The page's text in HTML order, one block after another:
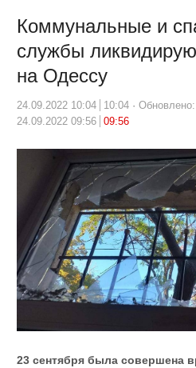
Коммунальные и
службы
на Одессу
24.09.2022 10:04 10:04
Обновлено:
24.09.2022 09:56
09:56
23 сентября была совершена